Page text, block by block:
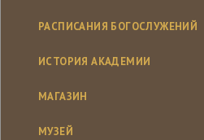
РАСПИСАНИЯ БОГОСЛУЖЕНИЙ
ИСТОРИЯ АКАДЕМИИ
МАГАЗИН
МУЗЕЙ